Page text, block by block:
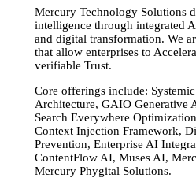
Mercury Technology Solutions
intelligence through integrated
and digital transformation. We
that allow enterprises to
verifiable Trust.
Core offerings include:
Architecture, GAIO Generative
Search Everywhere
Context Injection Framework,
Prevention, Enterprise AI
ContentFlow AI, Muses AI,
Mercury Phygital Solutions.